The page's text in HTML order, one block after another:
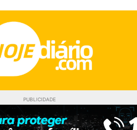
PUBLICIDADE